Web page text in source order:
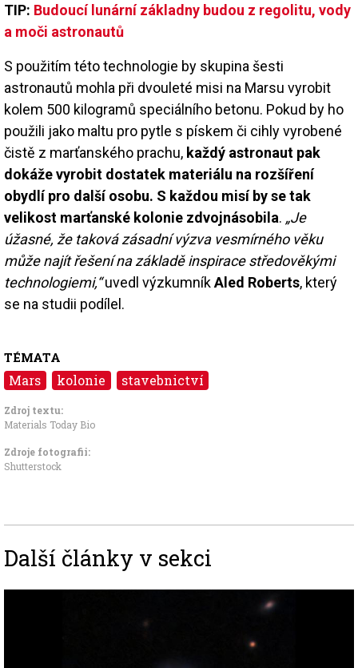
TIP: Budoucí lunární základny budou z regolitu, vody
a moči astronautů
S použitím této technologie by skupina šesti
astronautů mohla při dvouleté misi na Marsu vyrobit
kolem 500 kilogramů speciálního betonu. Pokud by ho
použili jako maltu pro pytle s pískem či cihly vyrobené
čistě z marťanského prachu, každý astronaut pak
dokáže vyrobit dostatek materiálu na rozšíření
obydlí pro další osobu. S každou misí by se tak
velikost marťanské kolonie zdvojnásobila. „Je
úžasné, že taková zásadní výzva vesmírného věku
může najít řešení na základě inspirace středověkými
technologiemi,“uvedl výzkumníkAled Roberts, který
se na studii podílel.
TÉMATA
Mars kolonie stavebnictví
Zdroj textu:
Materials Today Bio
Zdroje fotografii:
Shutterstock
Další články v sekci